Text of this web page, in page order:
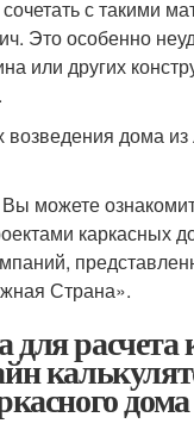
с такими
Это особенно
или других
возведения дома
можете
каркасных
Страна».
расчета
дома